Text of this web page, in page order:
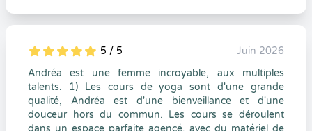
5
1
5
0 5 / 5
Juin 2026
Andréa est une femme incroyable, aux multiples
talents. 1) Les cours de yoga sont d'une grande
qualité, Andréa est d'une bienveillance et d'une
douceur hors du commun. Les cours se déroulent
dans un espace parfaite agencé, avec du matériel de